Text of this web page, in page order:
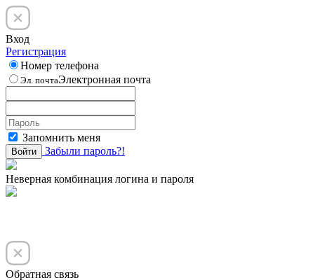
Вход
Регистрация
Номер телефона
Эл. почтаЭлектронная почта
Запомнить меня
Войти Забыли пароль?!
Неверная комбинация логина и пароля
Обратная связь